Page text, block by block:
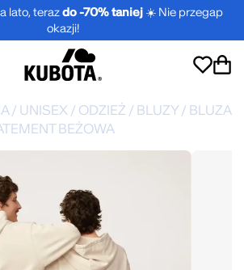
lato, terazdo -70% taniej☀️ Nie przegap
okazji!
/ UNISEX / ODZIEŻ / BLUZY / BLUZA
BEŻOWA